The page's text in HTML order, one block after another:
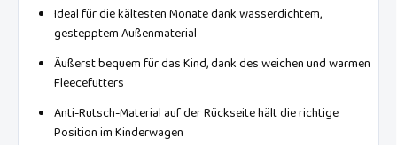
Ideal für die kältesten Monate dank wasserdichtem,
gestepptem Außenmaterial
Äußerst bequem für das Kind, dank des weichen und warmen
Fleecefutters
Anti-Rutsch-Material auf der Rückseite hält die richtige
Position im Kinderwagen